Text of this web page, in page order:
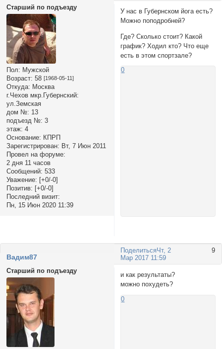
Старший по подъезду
Пол: Мужской
Возраст: 58 [1968-05-11]
Откуда: Москва
г.Чехов мкр.Губернский:
ул.Земская
дом №: 13
подъезд №: 3
этаж: 4
Основание: КПРП
Зарегистрирован: Вт, 7 Июн 2011
Провел на форуме:
2 дня 11 часов
Сообщений: 533
Уважение: [+0/-0]
Позитив: [+0/-0]
Последний визит:
Пн, 15 Июн 2020 11:39
У нас в Губернском йога есть?
Можно поподробней?
Где? Сколько стоит? Какой
график? Ходил кто? Что еще
есть в этом спортзале?
0
Поделиться 9
Чт, 2
Мар 2017 11:59
Вадим87
Старший по подъезду
и как результаты?
можно похудеть?
0